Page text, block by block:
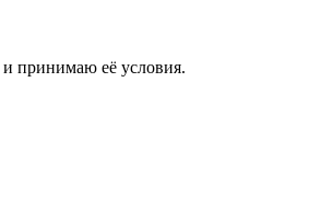
и принимаю её условия.